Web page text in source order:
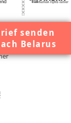
senden
Belarus